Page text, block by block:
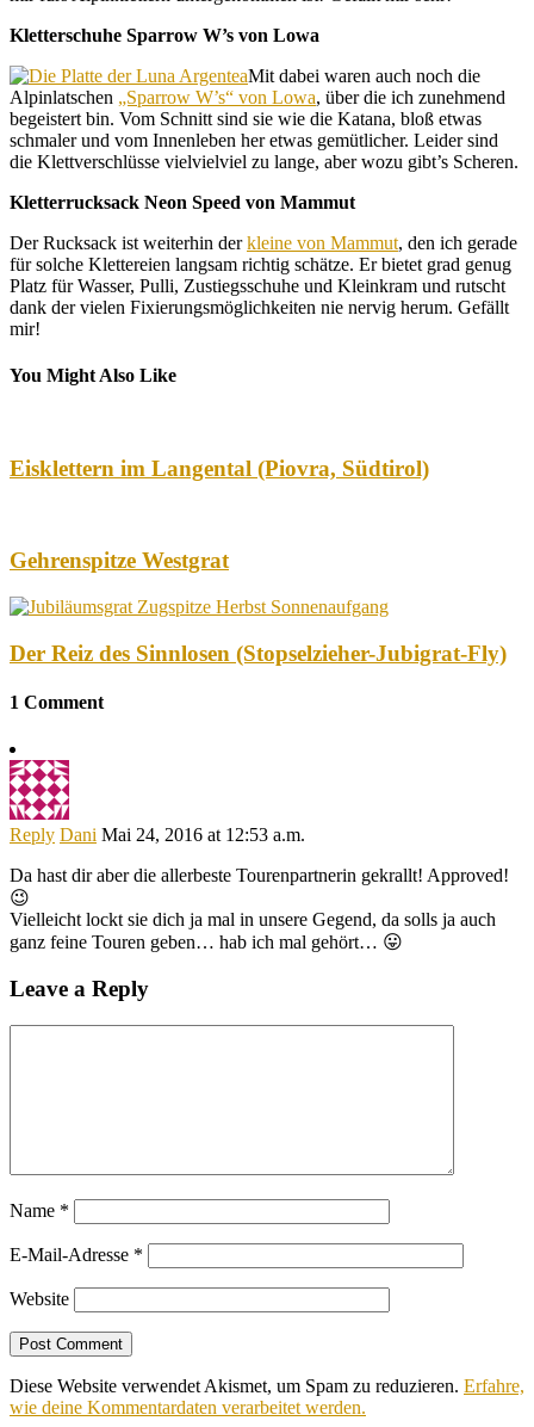
Kletterschuhe Sparrow W’s von Lowa
Mit dabei waren auch noch die
Alpinlatschen „Sparrow W’s“ von Lowa, über die ich zunehmend
begeistert bin. Vom Schnitt sind sie wie die Katana, bloß etwas
schmaler und vom Innenleben her etwas gemütlicher. Leider sind
die Klettverschlüsse vielvielviel zu lange, aber wozu gibt’s Scheren.
Kletterrucksack Neon Speed von Mammut
Der Rucksack ist weiterhin derkleine von Mammut, den ich gerade
für solche Klettereien langsam richtig schätze. Er bietet grad genug
Platz für Wasser, Pulli, Zustiegsschuhe und Kleinkram und rutscht
dank der vielen Fixierungsmöglichkeiten nie nervig herum. Gefällt
mir!
You Might Also Like
Eisklettern im Langental (Piovra, Südtirol)
Gehrenspitze Westgrat
Der Reiz des Sinnlosen (Stopselzieher-Jubigrat-Fly)
1 Comment
Reply Dani Mai 24, 2016 at 12:53 a.m.
Da hast dir aber die allerbeste Tourenpartnerin gekrallt! Approved!
😉
Vielleicht lockt sie dich ja mal in unsere Gegend, da solls ja auch
ganz feine Touren geben… hab ich mal gehört… 😛
Leave a Reply
Name *
E-Mail-Adresse *
Website
Diese Website verwendet Akismet, um Spam zu reduzieren. Erfahre,
wie deine Kommentardaten verarbeitet werden.